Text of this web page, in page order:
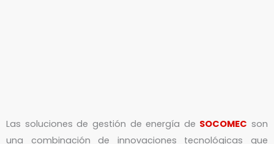
Las soluciones de gestión de energía de SOCOMEC son
una combinación de innovaciones tecnológicas que